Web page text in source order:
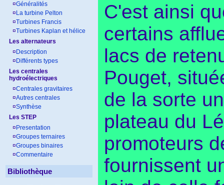
¤Généralités
¤ La turbine Pelton
¤Turbines Francis
¤Turbines Kaplan et hélice
Les alternateurs
¤ Description
¤ Différents types
Les centrales
hydroélectriques
¤Centrales gravitaires
¤Autres centrales
¤Synthèse
Les STEP
¤ Presentation
¤Groupes ternaires
¤Groupes binaires
¤Commentaire
Bibliothèque
C'est ainsi
certains
lacs de
Pouget,
de la sorte
plateau du
promoteurs
fournissent